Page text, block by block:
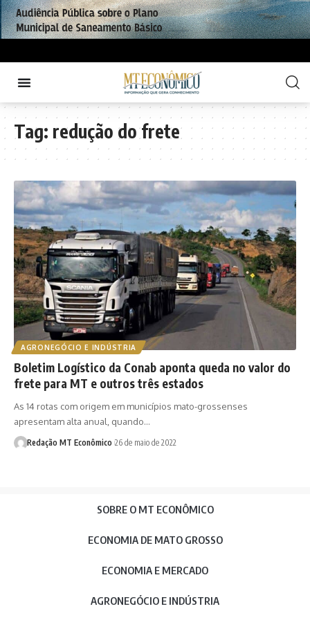
Tag: redução do frete
AGRONEGÓCIO E INDÚSTRIA
Boletim Logístico da Conab aponta queda no valor do
frete para MT e outros três estados
As 14 rotas com origem em municípios mato-grossenses
apresentam alta anual, quando…
Redação MT Econômico 26 de maio de 2022
SOBRE O MT ECONÔMICO
ECONOMIA DE MATO GROSSO
ECONOMIA E MERCADO
AGRONEGÓCIO E INDÚSTRIA